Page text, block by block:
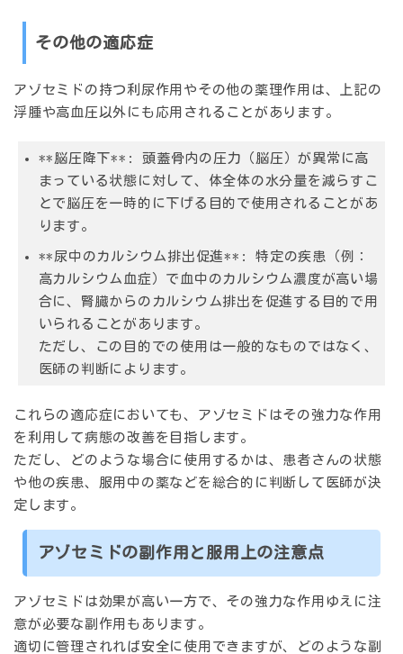
その他の適応症
アゾセミドの持つ利尿作用やその他の薬理作用は、上記の
浮腫や高血圧以外にも応用されることがあります。
**脳圧降下**: 頭蓋骨内の圧力（脳圧）が異常に高
まっている状態に対して、体全体の水分量を減らすこ
とで脳圧を一時的に下げる目的で使用されることがあ
ります。
**尿中のカルシウム排出促進**: 特定の疾患（例：
高カルシウム血症）で血中のカルシウム濃度が高い場
合に、腎臓からのカルシウム排出を促進する目的で用
いられることがあります。
ただし、この目的での使用は一般的なものではなく、
医師の判断によります。
これらの適応症においても、アゾセミドはその強力な作用
を利用して病態の改善を目指します。
ただし、どのような場合に使用するかは、患者さんの状態
や他の疾患、服用中の薬などを総合的に判断して医師が決
定します。
アゾセミドの副作用と服用上の注意点
アゾセミドは効果が高い一方で、その強力な作用ゆえに注
意が必要な副作用もあります。
適切に管理されれば安全に使用できますが、どのような副